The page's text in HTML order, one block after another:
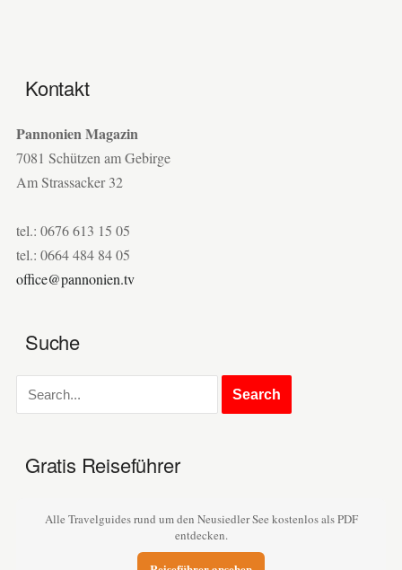
Kontakt
Pannonien Magazin
7081 Schützen am Gebirge
Am Strassacker 32
tel.: 0676 613 15 05
tel.: 0664 484 84 05
office@pannonien.tv
Suche
Gratis Reiseführer
Alle Travelguides rund um den Neusiedler See kostenlos als PDF
entdecken.